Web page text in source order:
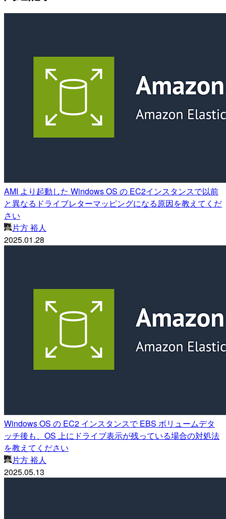
AMI より起動した Windows OS の EC2インスタンスで以前
と異なるドライブレターマッピングになる原因を教えてくだ
さい
片方 裕人
2025.01.28
Windows OS の EC2 インスタンスで EBS ボリュームデタ
ッチ後も、OS 上にドライブ表示が残っている場合の対処法
を教えてください
片方 裕人
2025.05.13